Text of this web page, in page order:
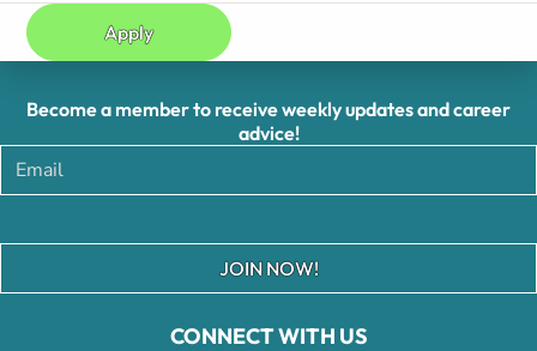
Apply
CONNECT WITH US
Become a member to receive weekly updates and career
advice!
JOIN NOW!